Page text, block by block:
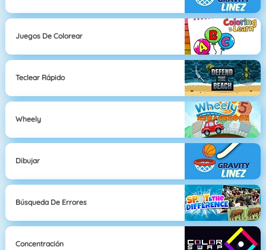
Juegos De Colorear
Teclear Rápido
Wheely
Dibujar
Búsqueda De Errores
Concentración